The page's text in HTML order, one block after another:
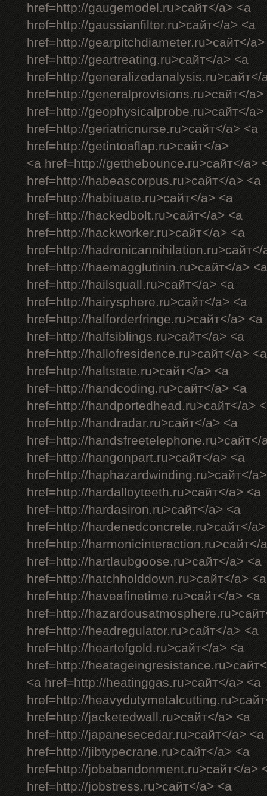
href=http://gaugemodel.ru>сайт</a> <a
href=http://gaussianfilter.ru>сайт</a> <a
href=http://gearpitchdiameter.ru>сайт</
href=http://geartreating.ru>сайт</a> <a
href=http://generalizedanalysis.ru>сайт</
href=http://generalprovisions.ru>сайт</a>
href=http://geophysicalprobe.ru>сайт</a>
href=http://geriatricnurse.ru>сайт</a> <a
href=http://getintoaflap.ru>сайт</a>
<a href=http://getthebounce.ru>сайт</a>
href=http://habeascorpus.ru>сайт</a> <a
href=http://habituate.ru>сайт</a> <a
href=http://hackedbolt.ru>сайт</a> <a
href=http://hackworker.ru>сайт</a> <a
href=http://hadronicannihilation.ru>сайт</
href=http://haemagglutinin.ru>сайт</a> <a
href=http://hailsquall.ru>сайт</a> <a
href=http://hairysphere.ru>сайт</a> <a
href=http://halforderfringe.ru>сайт</a> <a
href=http://halfsiblings.ru>сайт</a> <a
href=http://hallofresidence.ru>сайт</a> <a
href=http://haltstate.ru>сайт</a> <a
href=http://handcoding.ru>сайт</a> <a
href=http://handportedhead.ru>сайт</a>
href=http://handradar.ru>сайт</a> <a
href=http://handsfreetelephone.ru>сайт</
href=http://hangonpart.ru>сайт</a> <a
href=http://haphazardwinding.ru>сайт</
href=http://hardalloyteeth.ru>сайт</a> <a
href=http://hardasiron.ru>сайт</a> <a
href=http://hardenedconcrete.ru>сайт</
href=http://harmonicinteraction.ru>сайт</
href=http://hartlaubgoose.ru>сайт</a> <a
href=http://hatchholddown.ru>сайт</a> <a
href=http://haveafinetime.ru>сайт</a> <a
href=http://
href=http://headregulator.ru>сайт</a> <a
href=http://heartofgold.ru>сайт</a> <a
href=http://
<a href=http://heatinggas.ru>сайт</a> <a
href=http://
href=http://jacketedwall.ru>сайт</a> <a
href=http://japanesecedar.ru>сайт</a> <a
href=http://jibtypecrane.ru>сайт</a> <a
href=http://jobabandonment.ru>сайт</a>
href=http://jobstress.ru>сайт</a> <a